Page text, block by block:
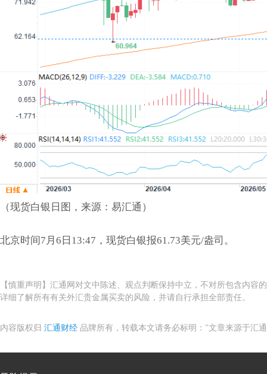
（现货白银日图，来源：易汇通）
北京时间7月6日13:47，现货白银报61.73美元/盎司。
【慎重声明】汇通网对文中陈述、观点判断保持中立，不对所包含内
详细了解所有有关外汇贵金属买卖的风险，并请自行承担全部责任。
内容版权归 汇通财经 品牌所有，转载本文请务必标明："文章来源于汇